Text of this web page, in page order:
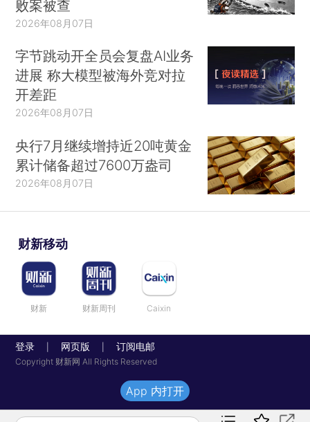
败案被查
2026年08月07日
字节跳动开全员会复盘AI业务
进展 称大模型被海外竞对拉
开差距
2026年08月07日
央行7月继续增持近20吨黄金
累计储备超过7600万盎司
2026年08月07日
财新移动
财新 财新周刊 Caixin
登录 网页版 订阅电邮
Copyright 财新网 All Rights Reserved
App 内打开